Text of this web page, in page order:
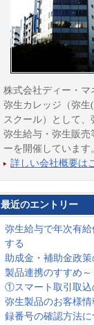
株式会社ディー・マ
弥生カレッジ（弥生
スクール）として、
弥生給与・弥生販売
ーを開催しています
詳しい会社概要は
最近のエントリー
弥生給与で年次有
する
助成金・補助金政
製品連携のすすめ～
①スマート取引取込
弥生製品のお客様
録番号の確認方法に